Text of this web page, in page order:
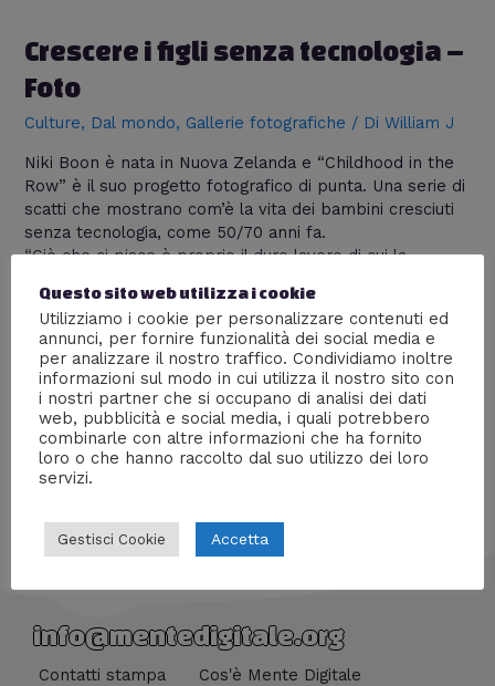
Crescere i figli senza tecnologia –
Foto
Culture, Dal mondo, Gallerie fotografiche / DiWilliam J
Niki Boon è nata in Nuova Zelanda e “Childhood in the
Row” è il suo progetto fotografico di punta. Una serie di
scatti che mostrano com’è la vita dei bambini cresciuti
senza tecnologia, come 50/70 anni fa.
“Ciò che ci piace è proprio il duro lavoro di cui la
hanno una controprova diretta della fatica che serve
per godere di ciò che abbiamo, sanno da dove proviene
il loro cibo, hanno un’esperienza diretta sulla vita e sulla
morte (degli animali) e questo gli conferisce lezioni di
vita altrimenti difficili da assimilare”.
info@mentedigitale.org
Contatti stampa Cos'è Mente Digitale
Questo sito web utilizza i cookie
Utilizziamo i cookie per personalizzare contenuti ed
annunci, per fornire funzionalità dei social media e
per analizzare il nostro traffico. Condividiamo inoltre
informazioni sul modo in cui utilizza il nostro sito con
i nostri partner che si occupano di analisi dei dati
web, pubblicità e social media, i quali potrebbero
combinarle con altre informazioni che ha fornito
loro o che hanno raccolto dal suo utilizzo dei loro
servizi.
Gestisci Cookie Accetta